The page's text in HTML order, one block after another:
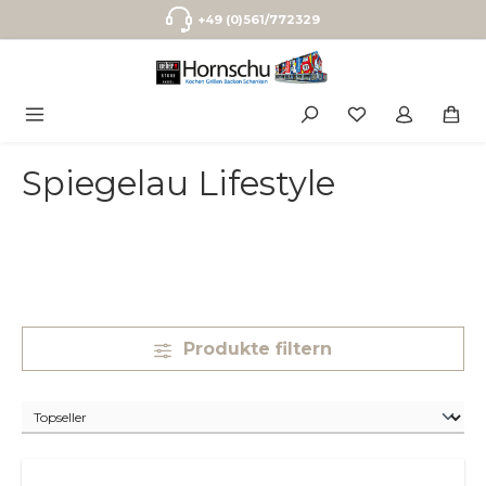
Zum Hauptinhalt springen+49 (0)561/772329
Spiegelau Lifestyle
Produkte filtern